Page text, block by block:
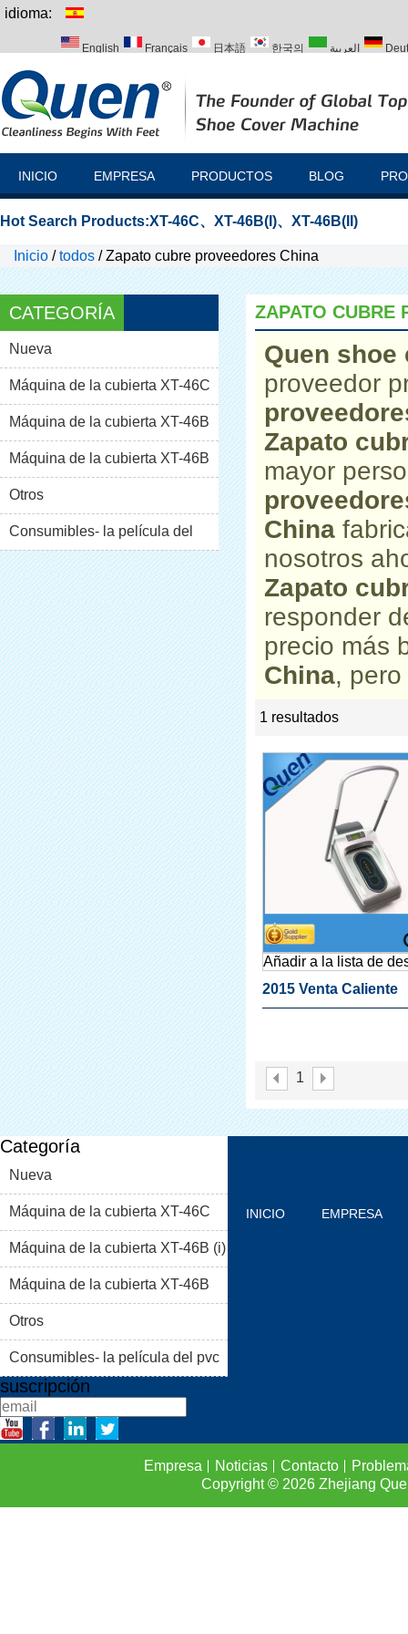
idioma:
English Français 日本語 한국의 العربية
INICIO EMPRESA PRODUCTOS BLOG
Hot Search Products:XT-46C、 XT-46B(I)、 XT-46B(II)
Inicio /todos /Zapato cubre proveedores China
CATEGORÍA
Nueva
Máquina de la cubierta XT-46C
Máquina de la cubierta XT-46B
(i)Máquina de la cubierta XT-46B
(II)
Otros
Consumibles- la película del
pvc
ZAPATO CUBRE
Quen
proveedor
Zapato
mayor
China
nosotros
Zapato
responder
precio más
China,
1 resultados
Añadir a la lista de
2015 Venta Caliente
Fábrica
1
Categoría
Nueva
Máquina de la cubierta XT-46C
Máquina de la cubierta XT-46B (i)
Máquina de la cubierta XT-46B
(II)
Otros
Consumibles- la película del pvc
suscripción
INICIO EMPRESA
Empresa Noticias Contacto
Copyright © 2026Zhejiang